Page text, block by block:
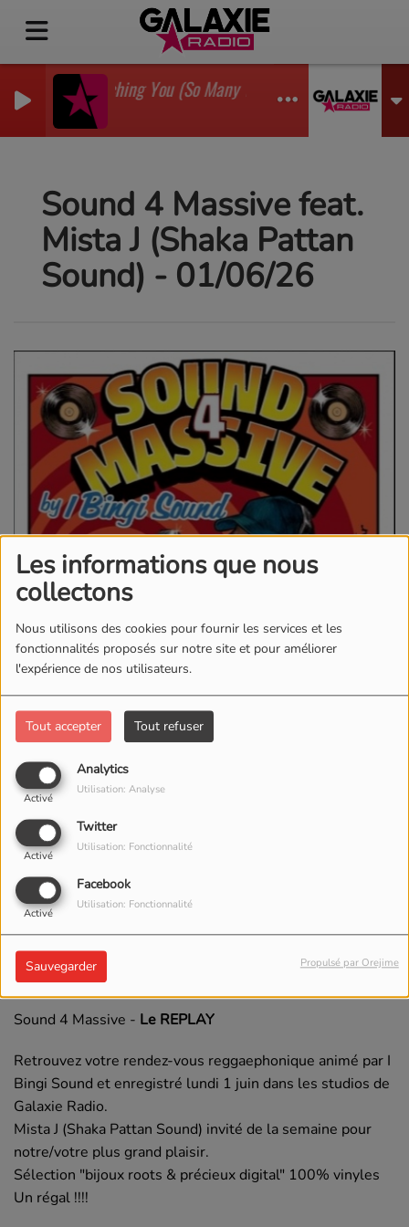
Les informations que nous
collectons
Nous utilisons des cookies pour fournir les services et les
fonctionnalités proposés sur notre site et pour améliorer
l'expérience de nos utilisateurs.
Tout accepter Tout refuser
Analytics
Activé
Utilisation: Analyse
Twitter
Activé
Utilisation: Fonctionnalité
Facebook
Activé
Utilisation: Fonctionnalité
Sauvegarder Propulsé par Orejime
I'm Watching You (So Many Times) (Sean Finn Remix)
GADJO
Sound 4 Massive feat.
Mista J (Shaka Pattan
Sound) - 01/06/26
ÉCOUTER LE PODCAST
Sound 4 Massive - Le REPLAY
Retrouvez votre rendez-vous reggaephonique animé par I
Bingi Sound et enregistré lundi 1 juin dans les studios de
Galaxie Radio.
Mista J (Shaka Pattan Sound) invité de la semaine pour
notre/votre plus grand plaisir.
Sélection "bijoux roots & précieux digital" 100% vinyles
Un régal !!!!